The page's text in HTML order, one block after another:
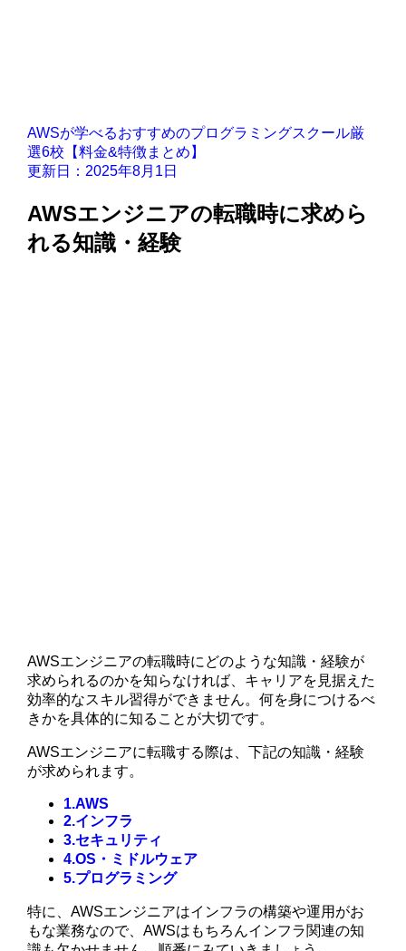
AWSが学べるおすすめのプログラミングスクール厳
選6校【料金&特徴まとめ】
更新日：2025年8月1日
AWSエンジニアの転職時に求めら
れる知識・経験
AWSエンジニアの転職時にどのような知識・経験が
求められるのかを知らなければ、キャリアを見据えた
効率的なスキル習得ができません。何を身につけるべ
きかを具体的に知ることが大切です。
AWSエンジニアに転職する際は、下記の知識・経験
が求められます。
1.AWS
2.インフラ
3.セキュリティ
4.OS・ミドルウェア
5.プログラミング
特に、AWSエンジニアはインフラの構築や運用がお
もな業務なので、AWSはもちろんインフラ関連の知